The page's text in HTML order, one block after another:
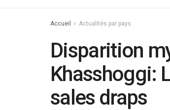
Accueil Actualités par pays
Disparition
Khasshoggi:
sales draps